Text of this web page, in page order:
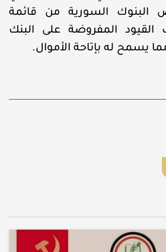
البنوك السورية من قائمة
القيود المفروضة على البنك
يسمح له بإتاحة الأموال.